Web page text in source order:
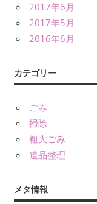
2017年6月
2017年5月
2016年6月
カテゴリー
ごみ
掃除
粗大ごみ
遺品整理
メタ情報